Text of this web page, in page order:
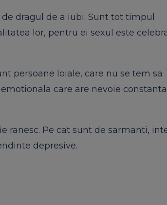
dragul de a iubi. Sunt tot timpul
lor, pentru ei sexul este
persoane loiale, care nu se tem sa
care are nevoie
ranesc. Pe cat sunt de sarmanti,
depresive.